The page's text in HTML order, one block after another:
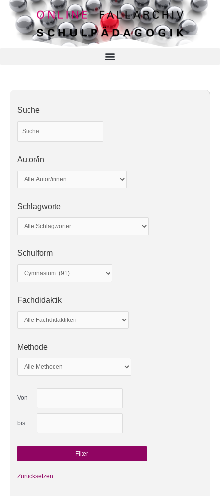
Suche
Autor/in
Schlagworte
Schulform
Fachdidaktik
Methode
Von
bis
Zurücksetzen